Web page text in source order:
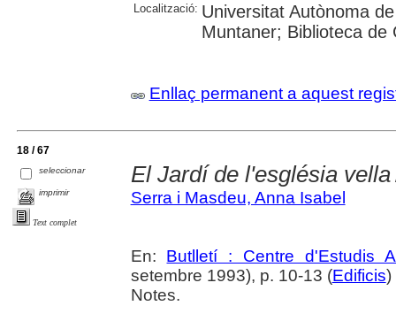
Localització: Universitat Autònoma
Muntaner; Biblioteca de
Enllaç permanent a aquest
18 / 67
seleccionar
imprimir
Text complet
El Jardí de l'església vella
Serra i Masdeu, Anna Isabel
En: Butlletí : Centre d'Estudis
setembre 1993), p. 10-13 (Edificis)
Notes.